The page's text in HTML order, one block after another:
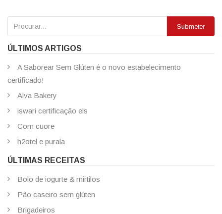
Submeter
ÚLTIMOS ARTIGOS
A Saborear Sem Glúten é o novo estabelecimento
certificado!
Alva Bakery
iswari certificação els
Com cuore
h2otel e purala
ÚLTIMAS RECEITAS
Bolo de iogurte & mirtilos
Pão caseiro sem glúten
Brigadeiros